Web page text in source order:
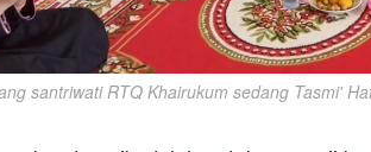
santriwati RTQ Khairukum sedang Tasmi'